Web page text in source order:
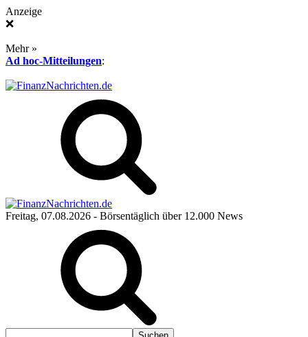
Anzeige
❌
Mehr »
Ad hoc-Mitteilungen:
Freitag, 07.08.2026 - Börsentäglich über 12.000 News